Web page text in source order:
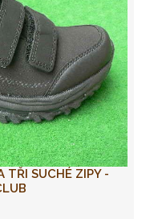
TŘI SUCHÉ ZIPY -